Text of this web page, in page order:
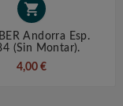

Andorra Esp.
(sin Montar).
4,00 €